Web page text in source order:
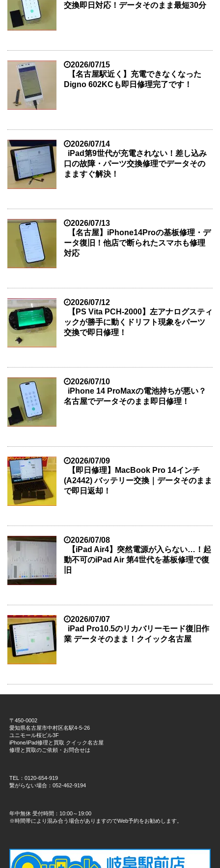
交換即日対応！データそのまま最短30分
2026/07/15
【名古屋駅近く】充電できなくなった
Digno 602KCも即日修理完了です！
2026/07/14
iPad第9世代が充電されない！差し込み
口の故障・パーツ交換修理でデータその
まますぐ解決！
2026/07/13
【名古屋】iPhone14Proの基板修理・デ
ータ復旧！他店で断られたスマホも修理
対応
2026/07/12
【PS Vita PCH-2000】左アナログスティ
ックが勝手に動くドリフト現象をパーツ
交換で即日修理！
2026/07/10
iPhone 14 ProMaxの電池持ちが悪い？
名古屋でデータそのまま即日修理！
2026/07/09
【即日修理】MacBook Pro 14インチ
(A2442) バッテリー交換｜データそのまま
で即日返却！
2026/07/08
【iPad Air4】突然電源が入らない…！起
動不可のiPad Air 第4世代を基板修理で復
旧
2026/07/07
iPad Pro10.5のリカバリーモード復旧作
業 データそのまま！クイック名古屋
〒450-0002
愛知県名古屋市中村区名駅4-5-26
ユニモール桜ビル3F
iPhone/iPad修理と買取 クイック名古屋
修理と買取のご依頼・お問合せは
TEL：0120-654-919
繋がらない場合：052-462-9194
年中無休 受付時間：10:00～19:00
※時間帯により混み合う場合がありますのでWeb予約をお勧めします。